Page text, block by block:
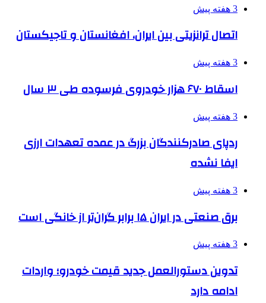
3 هفته پیش
اتصال ترانزیتی بین ایران، افغانستان و تاجیکستان
3 هفته پیش
اسقاط ۶۷۰ هزار خودروی فرسوده طی ۳ سال
3 هفته پیش
ردپای صادرکنندگان بزرگ در عمده تعهدات ارزی
ایفا نشده
3 هفته پیش
برق صنعتی در ایران ۱۵ برابر گران‌تر از خانگی است
3 هفته پیش
تدوین دستورالعمل جدید قیمت خودرو؛ واردات
ادامه دارد